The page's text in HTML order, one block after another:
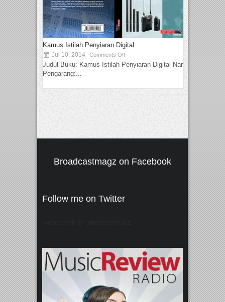
Kamus Istilah Penyiaran Digital
Jul 10, 2014 Comments Off
Judul Buku: Kamus Istilah Penyiaran Digital Nama
Pengarang:...
Broadcastmagz on Facebook
Follow me on Twitter